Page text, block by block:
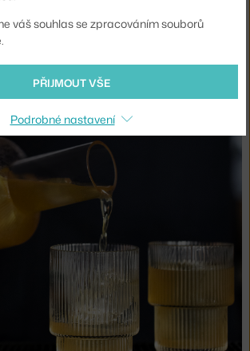
váš souhlas se zpracováním souborů
PŘIJMOUT VŠE
Podrobné nastavení